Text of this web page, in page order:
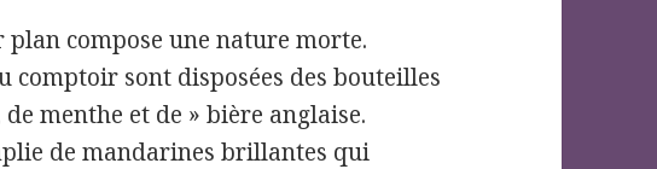
compose une nature morte.
comptoir sont disposées des bouteilles
menthe et de » bière anglaise.
de mandarines brillantes qui